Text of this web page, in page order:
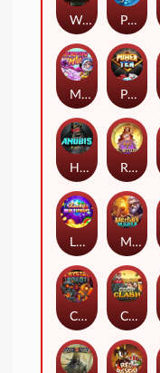
Wanted Dead or a Wild Phoenix
Munchy Milo Power of 10
Hand of Anubis Rise of Fortuna
Lucky Multifruit Merlin's Mania
Crystal Robot Coop Clash